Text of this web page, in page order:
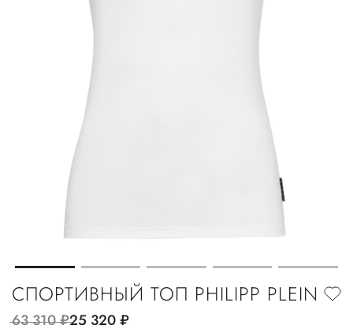
СПОРТИВНЫЙ ТОП PHILIPP PLEIN
63 310руб.25 320руб.